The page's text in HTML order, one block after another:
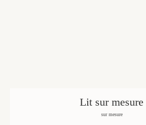
Lit sur mesure
sur mesure